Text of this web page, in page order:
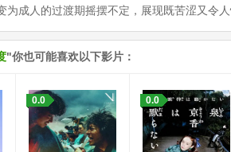
为成人的过渡期摇摆不定，展现既苦涩又令
"你也可能喜欢以下影片：
0.0 0.0